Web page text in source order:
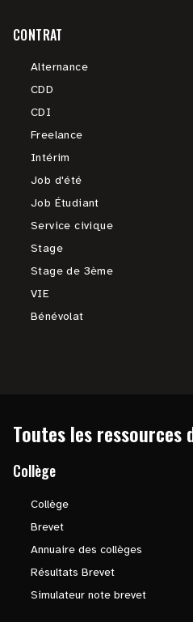
CONTRAT
Alternance
CDD
CDI
Freelance
Intérim
Job d'été
Job Étudiant
Service civique
Stage
Stage de 3ème
VIE
Bénévolat
Toutes les ressources
Collège
Collège
Brevet
Annuaire des collèges
Résultats Brevet
Simulateur note brevet